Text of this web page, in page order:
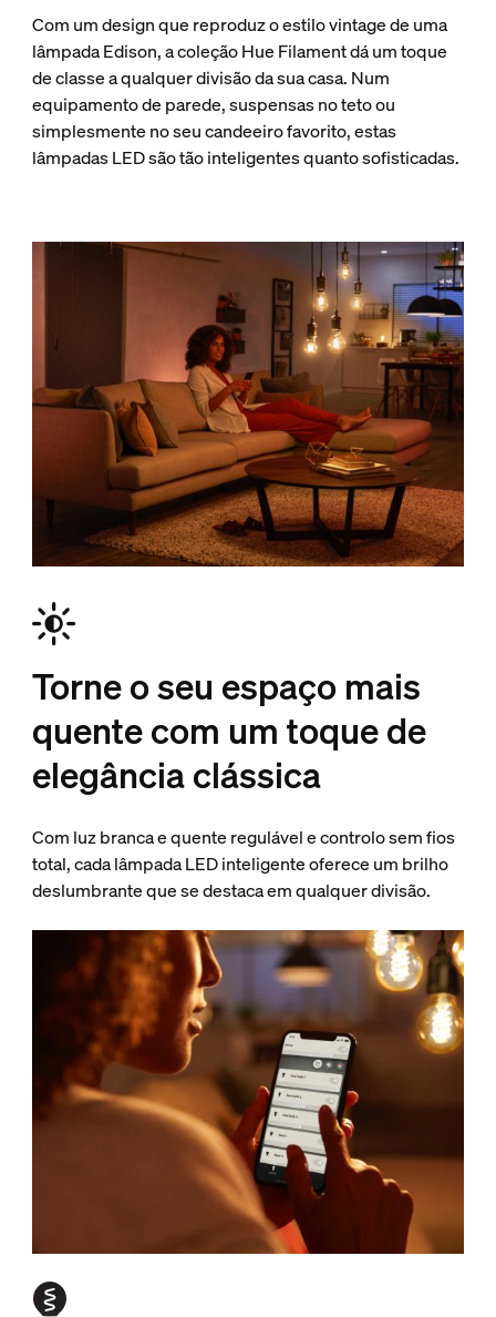
Com um design que reproduz o estilo vintage de uma
lâmpada Edison, a coleção Hue Filament dá um toque
de classe a qualquer divisão da sua casa. Num
equipamento de parede, suspensas no teto ou
simplesmente no seu candeeiro favorito, estas
lâmpadas LED são tão inteligentes quanto sofisticadas.
Torne o seu espaço mais
quente com um toque de
elegância clássica
Com luz branca e quente regulável e controlo sem fios
total, cada lâmpada LED inteligente oferece um brilho
deslumbrante que se destaca em qualquer divisão.